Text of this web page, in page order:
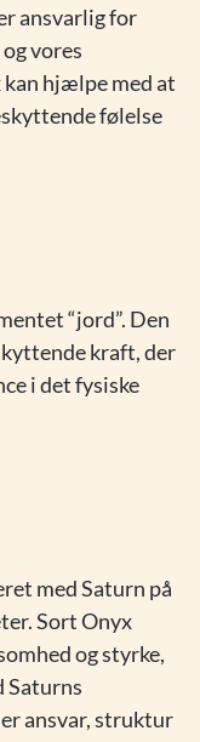
ansvarlig for
vores
hjælpe med at
følelse
“jord”. Den
kraft, der
i det fysiske
med Saturn på
Sort Onyx
og styrke,
Saturns
ansvar, struktur